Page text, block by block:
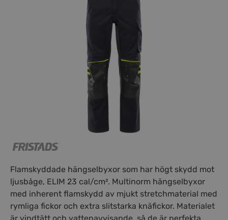
Flamskyddade hängselbyxor som har högt skydd mot
ljusbåge, ELIM 23 cal/cm². Multinorm hängselbyxor
med inherent flamskydd av mjukt stretchmaterial med
rymliga fickor och extra slitstarka knäfickor. Materialet